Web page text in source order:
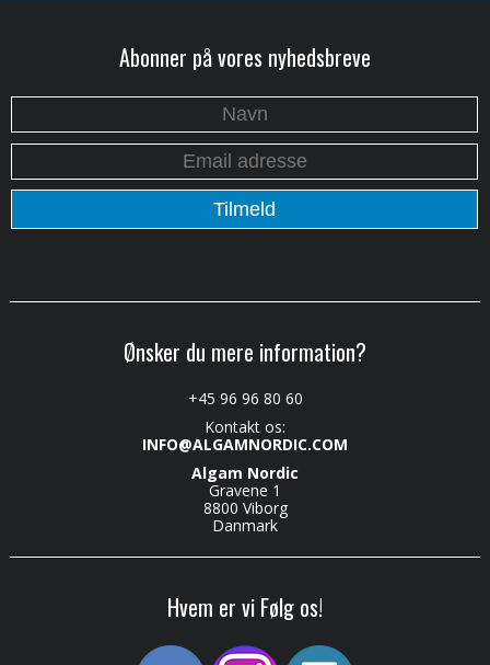
Abonner på vores nyhedsbreve
Ønsker du mere information?
+45 96 96 80 60
Kontakt os:
INFO@ALGAMNORDIC.COM
Algam Nordic
Gravene 1
8800 Viborg
Danmark
Hvem er vi Følg os!